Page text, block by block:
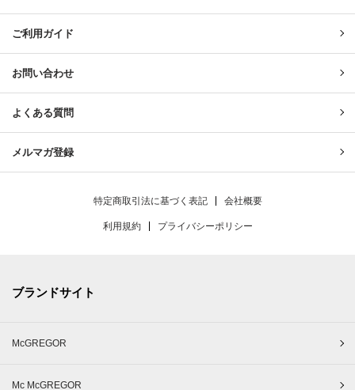
ご利用ガイド
お問い合わせ
よくある質問
メルマガ登録
特定商取引法に基づく表記 会社概要
利用規約 プライバシーポリシー
ブランドサイト
McGREGOR
Mc McGREGOR